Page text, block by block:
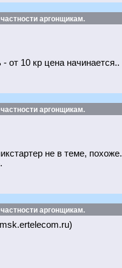
аргонщикам.
от 10 кр цена начинается..
аргонщикам.
не в теме,
аргонщикам.